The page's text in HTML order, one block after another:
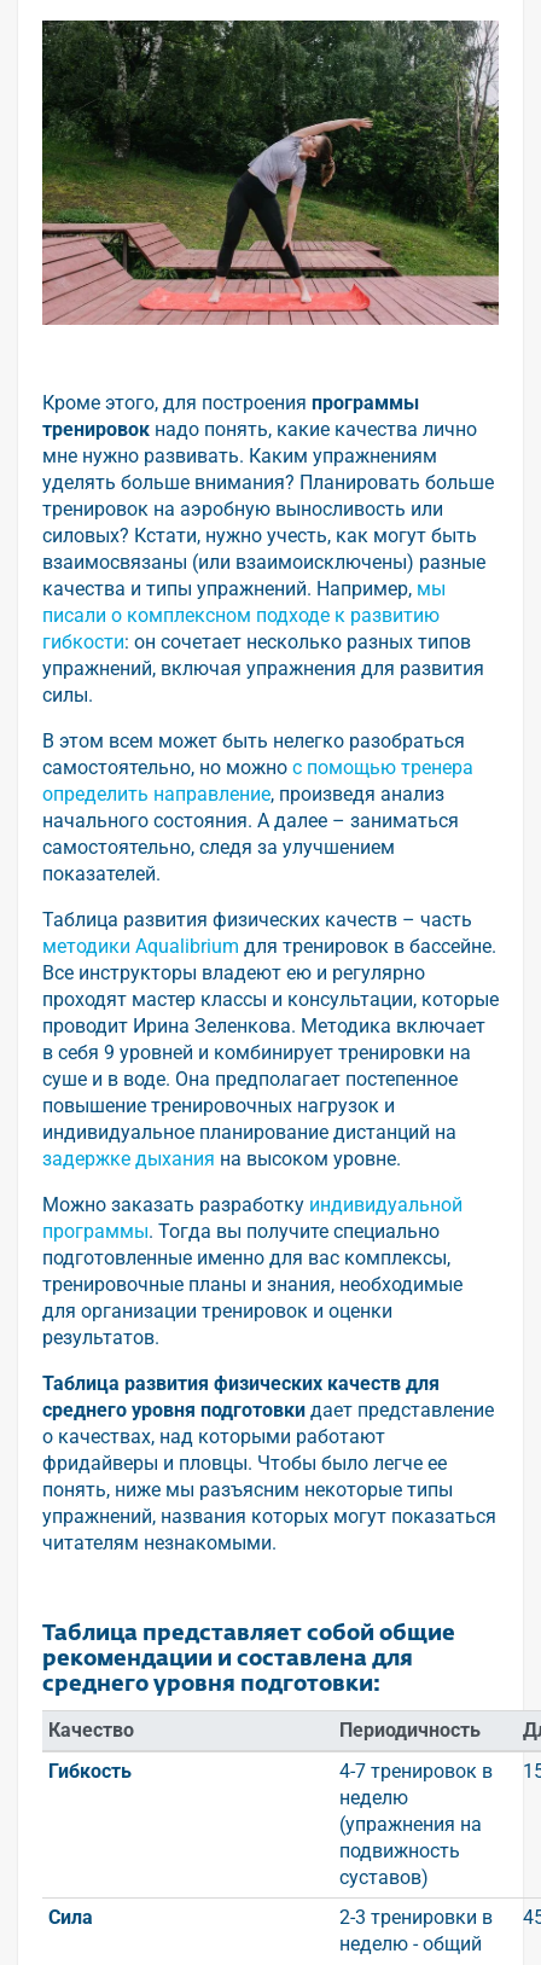
Кроме этого, для построения программы
тренировок надо понять, какие качества лично
мне нужно развивать. Каким упражнениям
уделять больше внимания? Планировать больше
тренировок на аэробную выносливость или
силовых? Кстати, нужно учесть, как могут быть
взаимосвязаны (или взаимоисключены) разные
качества и типы упражнений. Например, мы
писали о комплексном подходе к развитию
гибкости: он сочетает несколько разных типов
упражнений, включая упражнения для развития
силы.
В этом всем может быть нелегко разобраться
самостоятельно, но можно с помощью тренера
определить направление, произведя анализ
начального состояния. А далее – заниматься
самостоятельно, следя за улучшением
показателей.
Таблица развития физических качеств – часть
методики Aqualibrium для тренировок в бассейне.
Все инструкторы владеют ею и регулярно
проходят мастер классы и консультации, которые
проводит Ирина Зеленкова. Методика включает
в себя 9 уровней и комбинирует тренировки на
суше и в воде. Она предполагает постепенное
повышение тренировочных нагрузок и
индивидуальное планирование дистанций на
задержке дыхания на высоком уровне.
Можно заказать разработку индивидуальной
программы. Тогда вы получите специально
подготовленные именно для вас комплексы,
тренировочные планы и знания, необходимые
для организации тренировок и оценки
результатов.
Таблица развития физических качеств для
среднего уровня подготовки дает представление
о качествах, над которыми работают
фридайверы и пловцы. Чтобы было легче ее
понять, ниже мы разъясним некоторые типы
упражнений, названия которых могут показаться
читателям незнакомыми.
Таблица представляет собой общие
рекомендации и составлена для
среднего уровня подготовки:
Качество Периодичность
Гибкость
4-7 тренировок в
неделю
(упражнения на
подвижность
суставов)
Сила
2-3 тренировки в
неделю - общий